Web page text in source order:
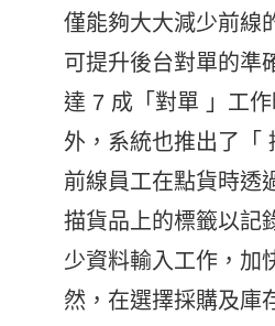
僅能夠大大減少前線
可提升後台對單的準
達 7 成「對單 」工
外，系統也推出了「
前線員工在點貨時透
描貨品上的標籤以記
少資料輸入工作，加
然，在選擇採購及庫